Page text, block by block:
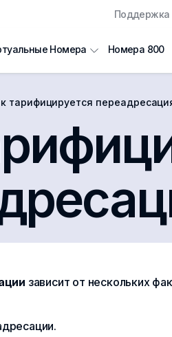
Поддержка
Номера Номера 800
тарифицируется
зависит от нескольких